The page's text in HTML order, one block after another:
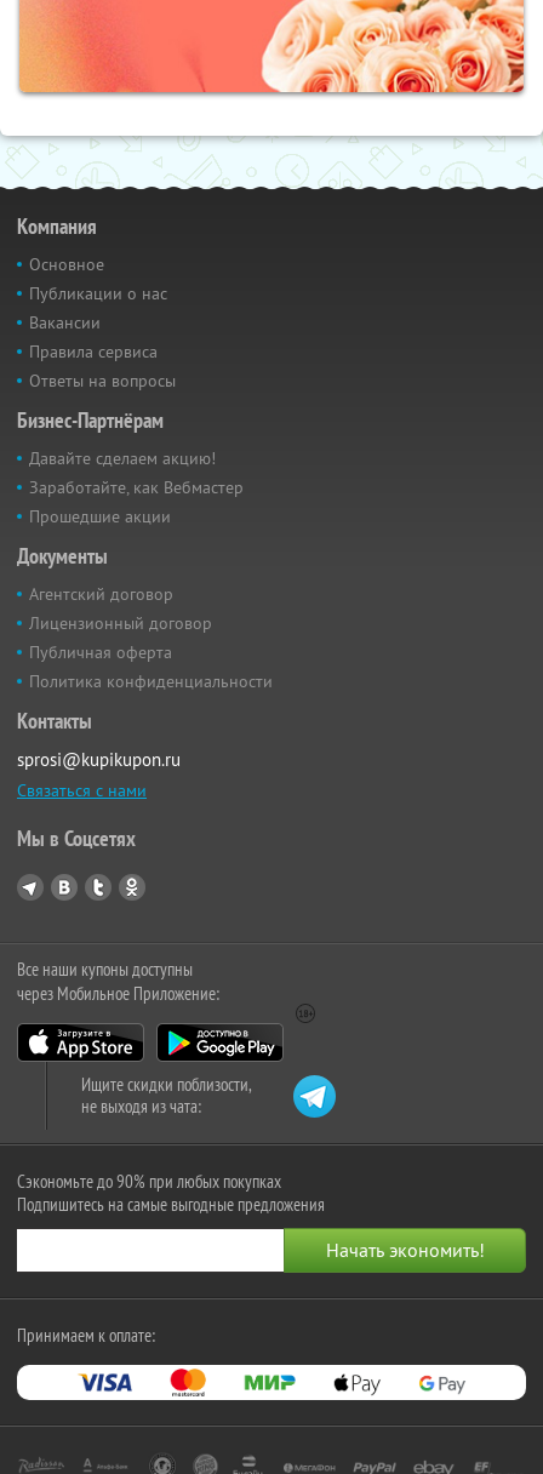
Компания
Основное
Публикации о нас
Вакансии
Правила сервиса
Ответы на вопросы
Бизнес-Партнёрам
Давайте сделаем акцию!
Заработайте, как Вебмастер
Прошедшие акции
Документы
Агентский договор
Лицензионный договор
Публичная оферта
Политика конфиденциальности
Контакты
sprosi@kupikupon.ru
Связаться с нами
Мы в Соцсетях
Все наши купоны доступны
через Мобильное Приложение:
Ищите скидки поблизости,
не выходя из чата:
Сэкономьте до 90% при любых покупках
Подпишитесь на самые выгодные предложения
Принимаем к оплате: